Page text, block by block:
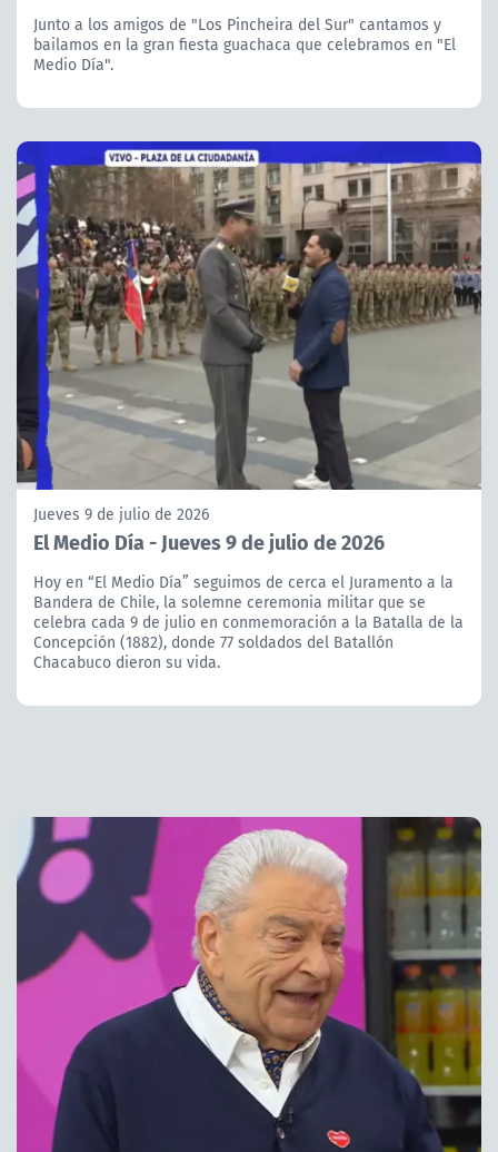
Junto a los amigos de "Los Pincheira del Sur" cantamos y
bailamos en la gran fiesta guachaca que celebramos en "El
Medio Día".
Jueves 9 de julio de 2026
El Medio Día - Jueves 9 de julio de 2026
Hoy en “El Medio Día” seguimos de cerca el Juramento a la
Bandera de Chile, la solemne ceremonia militar que se
celebra cada 9 de julio en conmemoración a la Batalla de la
Concepción (1882), donde 77 soldados del Batallón
Chacabuco dieron su vida.